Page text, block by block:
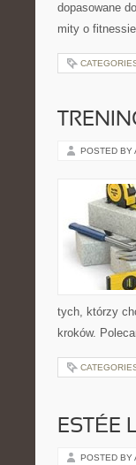
dopasowane
mity o
POSTED BY
tych, którzy
kroków.
ESTÉE
POSTED BY